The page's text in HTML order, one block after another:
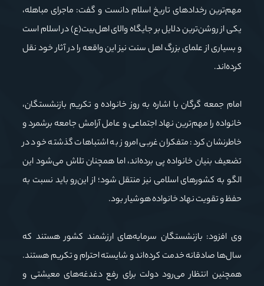
مهم‌ترین رخدادهای تاریخ اسلام دانست و گفت: ماجرای مباهله،
یکی از روشن‌ترین دلایل بر جایگاه والای اهل‌بیت(ع) در اسلام است
و بسیاری از علمای بزرگ اهل سنت نیز این واقعه را در آثار خود نقل
کرده‌اند.
امام جمعه گرگان با اشاره به روز خانواده و تکریم بازنشستگان،
خانواده را مهم‌ترین نهاد اجتماعی و عامل آرامش جامعه برشمرد و
خاطرنشان کرد: متفکران غربی امروز به اشتباهات گذشته خود در
تضعیف بنیان خانواده پی برده‌اند، اما همچنان تلاش می‌شود این
الگو به کشورهای اسلامی نیز منتقل شود؛ از این‌رو باید نسبت به
حفظ و تقویت نهاد خانواده هوشیار بود.
وی افزود: بازنشستگان سرمایه‌های ارزشمند کشور هستند که
سال‌ها صادقانه خدمت کرده‌اند و شایسته احترام و تکریم هستند.
همچنین انتظار می‌رود دولت برای رفع دغدغه‌های معیشتی و